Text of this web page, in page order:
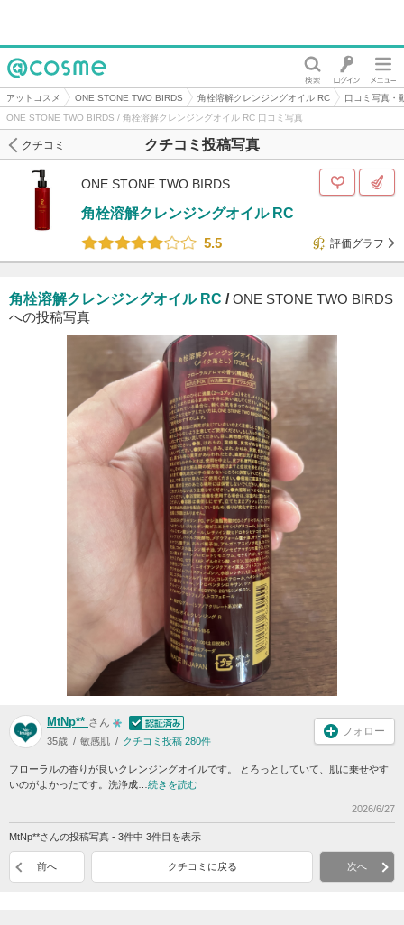
@cosme
アットコスメ ONE STONE TWO BIRDS 角栓溶解クレンジングオイル RC
口コミ写真・
ONE STONE TWO BIRDS / 角栓溶解クレンジングオイル RC 口コミ写真
クチコミ投稿写真
クチコミ
ONE STONE TWO BIRDS
角栓溶解クレンジングオイル RC
5.5
評価グラフ
角栓溶解クレンジングオイル RC /ONE STONE TWO BIRDS
への投稿写真
MtNp** さん
35歳 敏感肌 クチコミ投稿 280件
フォロー
フローラルの香りが良いクレンジングオイルです。 とろっとしていて、肌に乗せやす
いのがよかったです。洗浄成… 続きを読む
2026/6/27
MtNp**さんの投稿写真 - 3件中 3件目を表示
前へ クチコミに戻る 次へ